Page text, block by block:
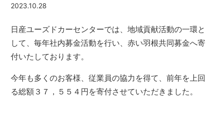
2023.10.28
日産ユーズドカーセンターでは、地域貢献活動の一環と
して、毎年社内募金活動を行い、赤い羽根共同募金へ寄
付いたしております。
今年も多くのお客様、従業員の協力を得て、前年を上回
る総額３７，５５４円を寄付させていただきました。